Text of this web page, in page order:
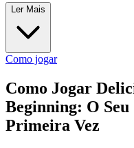
Ler Mais
Como jogar
Como Jogar
Beginning: O
Primeira Vez